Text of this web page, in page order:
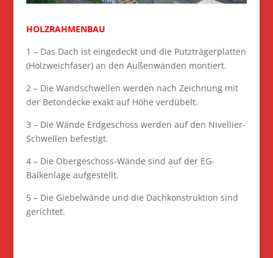
HOLZRAHMENBAU
1 – Das Dach ist eingedeckt und die Putzträgerplatten
(Holzweichfaser) an den Außenwänden montiert.
2 – Die Wandschwellen werden nach Zeichnung mit
der Betondecke exakt auf Höhe verdübelt.
3 – Die Wände Erdgeschoss werden auf den Nivellier-
Schwellen befestigt.
4 – Die Obergeschoss-Wände sind auf der EG-
Balkenlage aufgestellt.
5 – Die Giebelwände und die Dachkonstruktion sind
gerichtet.